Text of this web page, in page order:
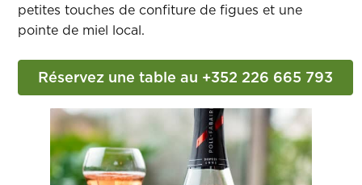
petites touches de confiture de figues et une
pointe de miel local.
Réservez une table au +352 226 665 793